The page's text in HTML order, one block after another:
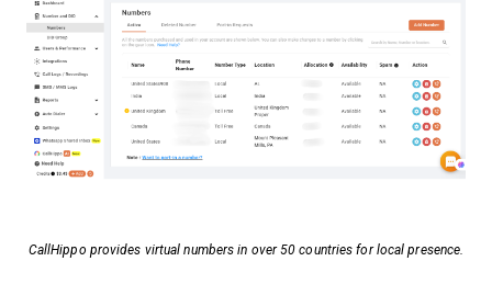
CallHippo provides virtual numbers in over 50 countries for local presence.